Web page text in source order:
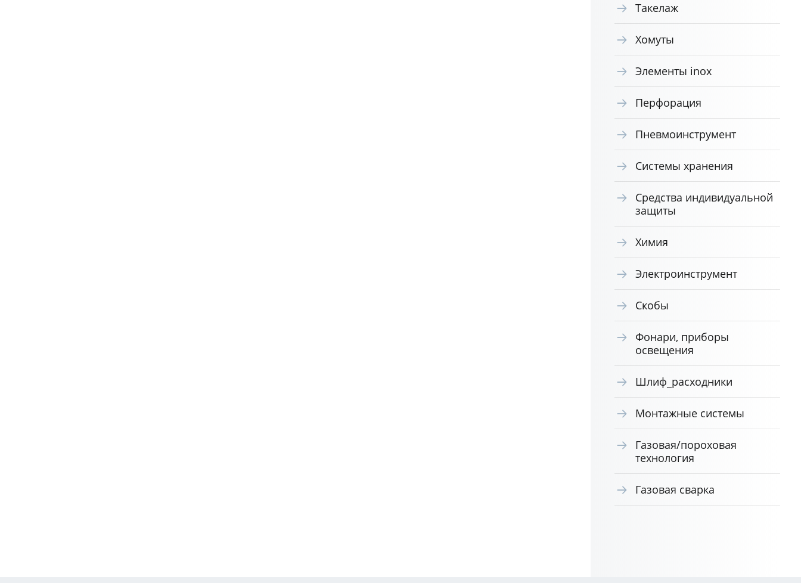
Такелаж
Хомуты
Элементы inox
Перфорация
Пневмоинструмент
Системы хранения
Средства индивидуальной
защиты
Химия
Электроинструмент
Скобы
Фонари, приборы
освещения
Шлиф_расходники
Монтажные системы
Газовая/пороховая
технология
Газовая сварка